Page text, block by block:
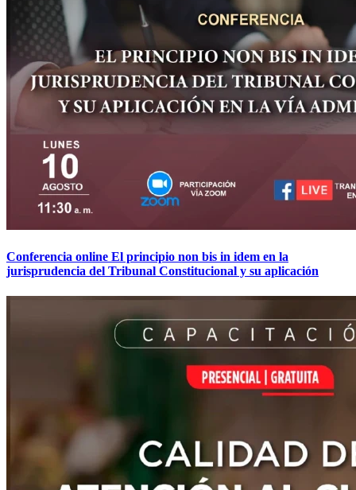
Conferencia online El principio non bis in idem en la
jurisprudencia del Tribunal Constitucional y su aplicación